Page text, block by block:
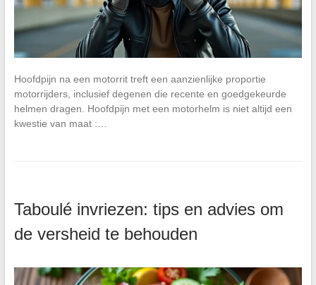
Hoofdpijn na een motorrit treft een aanzienlijke proportie
motorrijders, inclusief degenen die recente en goedgekeurde
helmen dragen. Hoofdpijn met een motorhelm is niet altijd een
kwestie van maat :…
Taboulé invriezen: tips en advies om
de versheid te behouden